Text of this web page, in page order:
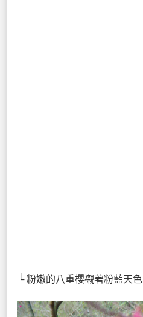
└ 粉嫩的八重櫻襯著粉藍天色